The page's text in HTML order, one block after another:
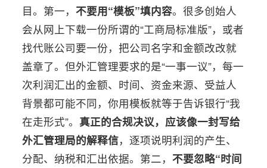
目。第一，不要用“模板”填内容。很多创始人
会从网上下载一份所谓的“工商局标准版”，或者
找代账公司要一份，把公司名字和金额改改就
盖章了。但外汇管理要求的是“一事一议”，每一
次利润汇出的金额、时间、资金来源、受益人
背景都可能不同，你用模板就等于告诉银行“我
在走形式”。 真正的合规决议，应该像一封写给
外汇管理局的解释信，逐项说明利润的产生、
分配、纳税和汇出依据。第二，不要忽略“时间